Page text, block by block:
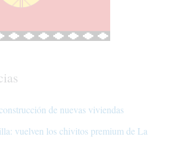
de nuevas viviendas
vuelven los chivitos premium de La